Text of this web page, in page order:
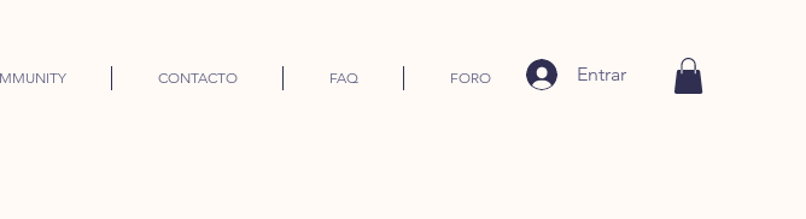
CONTACTO FAQ FORO Entrar